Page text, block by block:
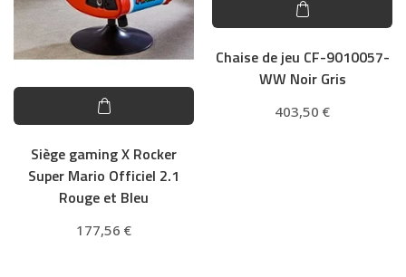
Siège gaming X Rocker
Super Mario Officiel 2.1
Rouge et Bleu
177,56 €
Chaise de jeu CF-9010057-
WW Noir Gris
403,50 €